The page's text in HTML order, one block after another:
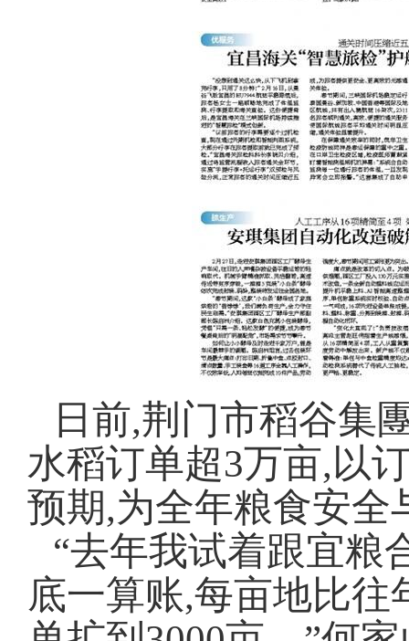
日前,荆门市稻谷集
水稻订单超3万亩,以
预期,为全年粮食安全
“去年我试着跟宜粮
底一算账,每亩地比往